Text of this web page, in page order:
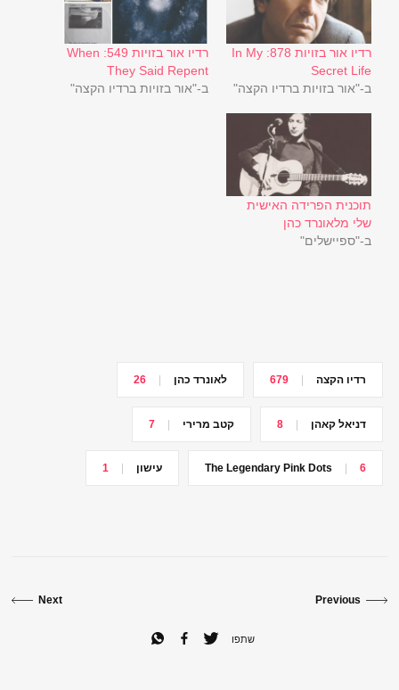
רדיו אור בזויות 878: In My
Secret Life
ב-"אור בזויות ברדיו הקצה"
רדיו אור בזויות 549: When
They Said Repent
ב-"אור בזויות ברדיו הקצה"
תוכנית הפרידה האישית
שלי מלאונרד כהן
ב-"ספיישלים"
רדיו הקצה 679 לאונרד כהן 26
דניאל קאהן 8 קטב מרירי 7
The Legendary Pink Dots 6 עישון 1
Previous
Next
שתפו